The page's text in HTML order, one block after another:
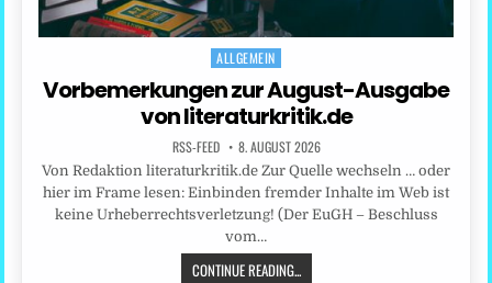
Posted
ALLGEMEIN
Vorbemerkungen zur August-Ausgabe
von literaturkritik.de
RSS-FEED 8. AUGUST 2026
Von Redaktion literaturkritik.de Zur Quelle wechseln … oder
hier im Frame lesen: Einbinden fremder Inhalte im Web ist
keine Urheberrechtsverletzung! (Der EuGH – Beschluss
vom…
CONTINUE READING...